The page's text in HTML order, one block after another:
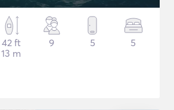
42 ft
13 m
9 5 5